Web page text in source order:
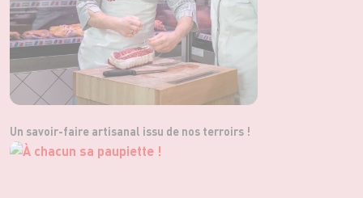
Un savoir-faire artisanal issu de nos terroirs !